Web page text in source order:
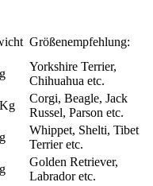
Größenempfehlung:
Yorkshire Terrier,
Chihuahua etc.
Corgi, Beagle, Jack
Russel, Parson etc.
Whippet, Shelti, Tibet
Terrier etc.
Golden Retriever,
Labrador etc.